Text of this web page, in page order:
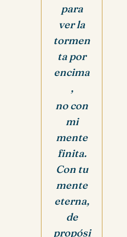
para
ver la
tormen
ta por
encima
,
no con
mi
mente
finita.
Con tu
mente
eterna,
de
propósi